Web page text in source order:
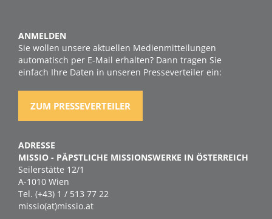
ANMELDEN
Sie wollen unsere aktuellen Medienmitteilungen
automatisch per E-Mail erhalten? Dann tragen Sie
einfach Ihre Daten in unseren Presseverteiler ein:
ZUM PRESSEVERTEILER
ADRESSE
MISSIO - PÄPSTLICHE MISSIONSWERKE IN ÖSTERREICH
Seilerstätte 12/1
A-1010 Wien
Tel. (+43) 1 / 513 77 22
missio(at)missio.at